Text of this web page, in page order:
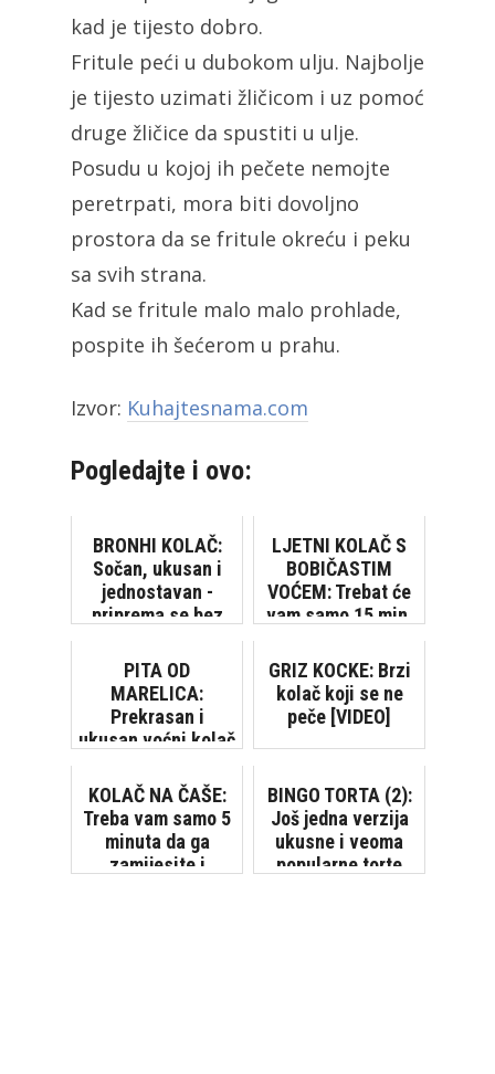
kad je tijesto dobro.
Fritule peći u dubokom ulju. Najbolje
je tijesto uzimati žličicom i uz pomoć
druge žličice da spustiti u ulje.
Posudu u kojoj ih pečete nemojte
peretrpati, mora biti dovoljno
prostora da se fritule okreću i peku
sa svih strana.
Kad se fritule malo malo prohlade,
pospite ih šećerom u prahu.
Izvor: Kuhajtesnama.com
Pogledajte i ovo:
BRONHI KOLAČ:
Sočan, ukusan i
jednostavan -
priprema se bez
LJETNI KOLAČ S
BOBIČASTIM
VOĆEM: Trebat će
vam samo 15 min.
PITA OD
MARELICA:
Prekrasan i
ukusan voćni kolač
GRIZ KOCKE: Brzi
kolač koji se ne
peče [VIDEO]
KOLAČ NA ČAŠE:
Treba vam samo 5
minuta da ga
zamijesite i
BINGO TORTA (2):
Još jedna verzija
ukusne i veoma
popularne torte